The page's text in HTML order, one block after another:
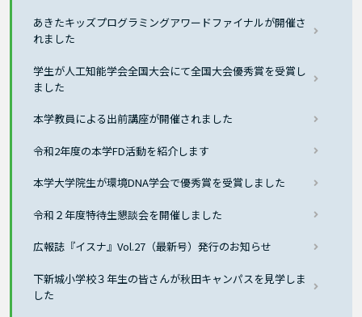
あきたキッズプログラミングアワードファイナルが開催さ
れました
学生が人工知能学会全国大会にて全国大会優秀賞を受賞し
ました
本学教員による出前講座が開催されました
令和2年度の本学FD活動を紹介します
本学大学院生が環境DNA学会で優秀賞を受賞しました
令和２年度特待生懇談会を開催しました
広報誌『イスナ』Vol.27（最新号）発行のお知らせ
下新城小学校３年生の皆さんが秋田キャンパスを見学しま
した